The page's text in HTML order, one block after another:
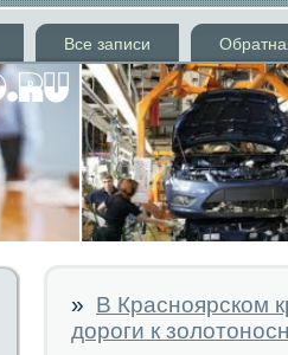
Все записи
» В Красноярском
дороги к